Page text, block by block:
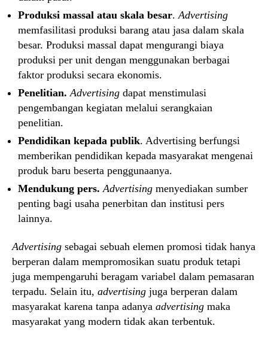
Produksi massal atau skala besar. Advertising
memfasilitasi produksi barang atau jasa dalam skala
besar. Produksi massal dapat mengurangi biaya
produksi per unit dengan menggunakan berbagai
faktor produksi secara ekonomis.
Penelitian. Advertising dapat menstimulasi
pengembangan kegiatan melalui serangkaian
penelitian.
Pendidikan kepada publik. Advertising berfungsi
memberikan pendidikan kepada masyarakat mengenai
produk baru beserta penggunaanya.
Mendukung pers. Advertising menyediakan sumber
penting bagi usaha penerbitan dan institusi pers
lainnya.
Advertising sebagai sebuah elemen promosi tidak hanya
berperan dalam mempromosikan suatu produk tetapi
juga mempengaruhi beragam variabel dalam pemasaran
terpadu. Selain itu, advertising juga berperan dalam
masyarakat karena tanpa adanya advertising maka
masyarakat yang modern tidak akan terbentuk.